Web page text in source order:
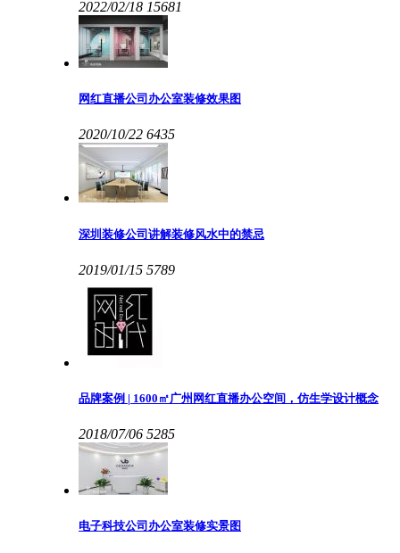
2022/02/18 15681
网红直播公司办公室装修效果图
2020/10/22 6435
深圳装修公司讲解装修风水中的禁忌
2019/01/15 5789
品牌案例 | 1600㎡广州网红直播办公空间，仿生学设计概念
2018/07/06 5285
电子科技公司办公室装修实景图